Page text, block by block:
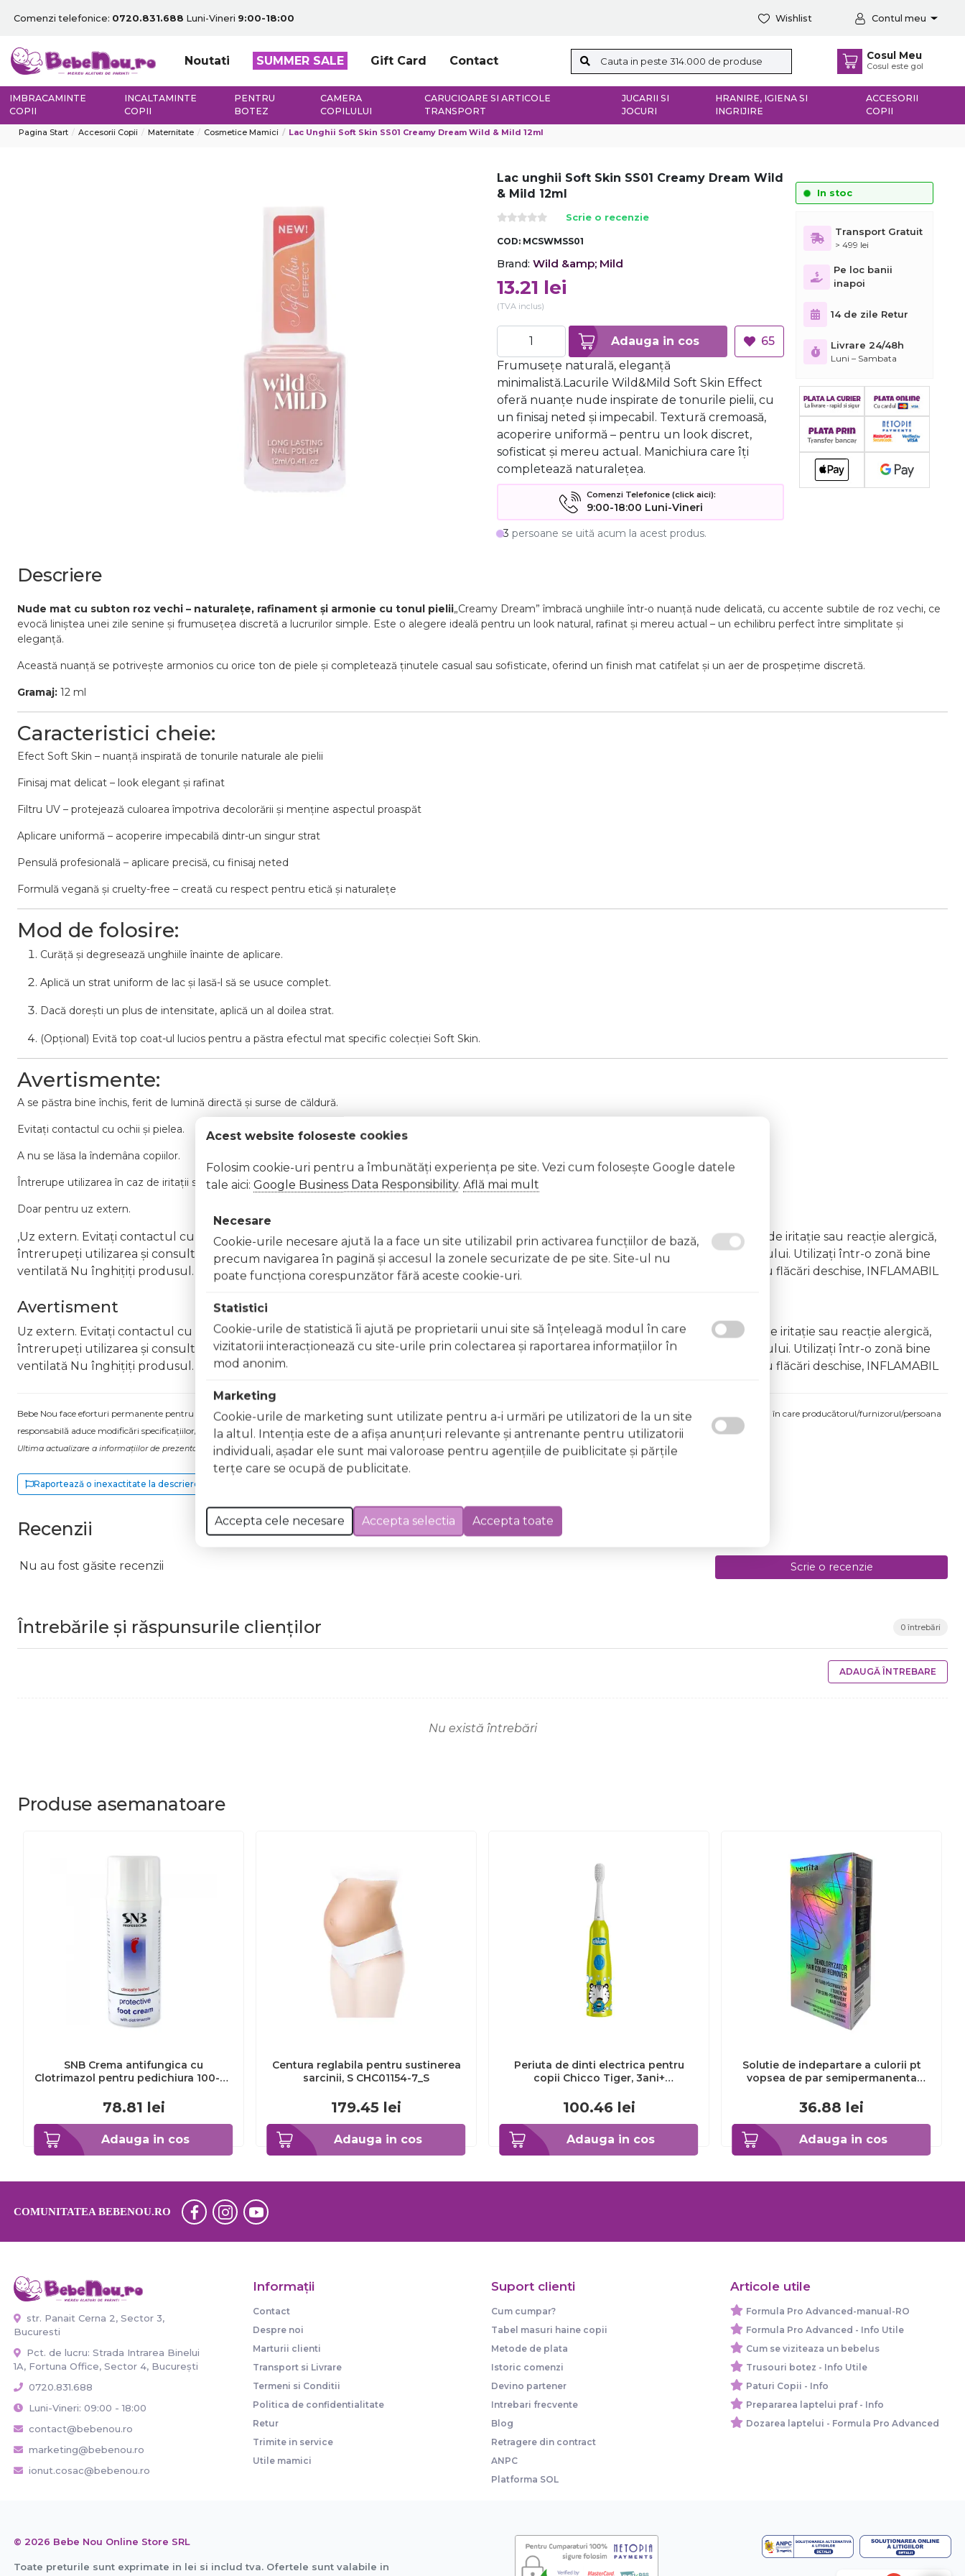
Comenzi telefonice: 0720.831.688 Luni-Vineri 9:00-18:00 Wishlist Contul meu
Noutati SUMMER SALE Gift Card Contact Cosul Meu
Cosul este gol
IMBRACAMINTE
COPII
INCALTAMINTE
COPII
PENTRU
BOTEZ
CAMERA
COPILULUI
CARUCIOARE SI ARTICOLE
TRANSPORT
JUCARII SI
JOCURI
HRANIRE, IGIENA SI
INGRIJIRE
ACCESORII
COPII
Pagina Start Accesorii Copii Maternitate Cosmetice Mamici Lac Unghii Soft Skin SS01 Creamy Dream Wild & Mild 12ml
Lac unghii Soft Skin SS01 Creamy Dream Wild
& Mild 12ml
Scrie o recenzie
COD: MCSWMSS01
Brand: Wild &amp; Mild
13.21 lei
(TVA inclus)
Adauga in cos
65
Frumusețe naturală, eleganță
minimalistă.Lacurile Wild&Mild Soft Skin Effect
oferă nuanțe nude inspirate de tonurile pielii, cu
un finisaj neted și impecabil. Textură cremoasă,
acoperire uniformă – pentru un look discret,
sofisticat și mereu actual. Manichiura care îți
completează naturalețea.
Comenzi Telefonice (click aici):
9:00-18:00 Luni-Vineri
3 persoane se uită acum la acest produs.
In stoc
Transport Gratuit
> 499 lei
Pe loc banii
inapoi
14 de zile Retur
Livrare 24/48h
Luni – Sambata
Descriere
Nude mat cu subton roz vechi – naturalețe, rafinament și armonie cu tonul pielii„Creamy Dream” îmbracă unghiile într-o nuanță nude delicată, cu accente subtile de roz vechi, ce
evocă liniștea unei zile senine și frumusețea discretă a lucrurilor simple. Este o alegere ideală pentru un look natural, rafinat și mereu actual – un echilibru perfect între simplitate și
eleganță.
Această nuanță se potrivește armonios cu orice ton de piele și completează ținutele casual sau sofisticate, oferind un finish mat catifelat și un aer de prospețime discretă.
Gramaj: 12 ml
Caracteristici cheie:
Efect Soft Skin – nuanță inspirată de tonurile naturale ale pielii
Finisaj mat delicat – look elegant și rafinat
Filtru UV – protejează culoarea împotriva decolorării și menține aspectul proaspăt
Aplicare uniformă – acoperire impecabilă dintr-un singur strat
Pensulă profesională – aplicare precisă, cu finisaj neted
Formulă vegană și cruelty-free – creată cu respect pentru etică și naturalețe
Mod de folosire:
Curăță și degresează unghiile înainte de aplicare.
Aplică un strat uniform de lac și lasă-l să se usuce complet.
Dacă dorești un plus de intensitate, aplică un al doilea strat.
(Opțional) Evită top coat-ul lucios pentru a păstra efectul mat specific colecției Soft Skin.
Avertismente:
A se păstra bine închis, ferit de lumină directă și surse de căldură.
Evitați contactul cu ochii și pielea.
A nu se lăsa la îndemâna copiilor.
Întrerupe utilizarea în caz de iritații sau disconfort.
Doar pentru uz extern.
,Uz extern. Evitați contactul cu ochii. În caz de contact, clătiți imediat cu apă din abundență A nu se lăsa la îndemâna copiilor În caz de iritație sau reacție alergică,
întrerupeți utilizarea și consultați un specialist Nu aplicați lacul pe unghii deteriorate sau fragile Evitați inhalarea vapourilor produsului. Utilizați într-o zonă bine
ventilată Nu înghițiți produsul. În caz de ingerare accidentală, consultați imediat un medic Evitați expunerea la surse de căldură sau flăcări deschise, INFLAMABIL
Avertisment
Uz extern. Evitați contactul cu ochii. În caz de contact, clătiți imediat cu apă din abundențăA nu se lăsa la îndemâna copiilor În caz de iritație sau reacție alergică,
întrerupeți utilizarea și consultați un specialist Nu aplicați lacul pe unghii deteriorate sau fragile Evitați inhalarea vapourilor produsului. Utilizați într-o zonă bine
ventilată Nu înghițiți produsul. În caz de ingerare accidentală, consultați imediat un medic Evitați expunerea la surse de căldură sau flăcări deschise, INFLAMABIL
Bebe Nou face eforturi permanente pentru a păstra informațiile actualizate. Excepții pentru care informațiile prezentate pot fi diferite față de cele ale produsului comandat pot fi acelea în care producătorul/furnizorul/persoana
responsabilă aduce modificări specificațiilor/etichetei acestuia, fără a ne informa în prealabil. În cazul apariției unor diferențe, prevalează informația de pe etichetele produsului fizic.
Ultima actualizare a informațiilor de prezentare pentru Lac unghii Soft Skin SS01 Creamy Dream Wild & Mild 12ml a fost efectuată la data de 08.08.2026
Raportează o inexactitate la descriere
Recenzii
Nu au fost găsite recenzii Scrie o recenzie
Întrebările și răspunsurile clienților 0 întrebări
ADAUGĂ ÎNTREBARE
Nu există întrebări
Produse asemanatoare
Adauga in cos
SNB Crema antifungica cu
Clotrimazol pentru pedichiura 100-ml
78.81 lei
Adauga in cos
Centura reglabila pentru sustinerea
sarcinii, S CHC01154-7_S
179.45 lei
Adauga in cos
Periuta de dinti electrica pentru
copii Chicco Tiger, 3ani+
100.46 lei
Adauga in cos
Solutie de indepartare a culorii pt
vopsea de par semipermanenta
ml
36.88 lei
COMUNITATEA BEBENOU.RO
str. Panait Cerna 2, Sector 3,
Bucuresti
Pct. de lucru: Strada Intrarea Binelui
1A, Fortuna Office, Sector 4, București
0720.831.688
Luni-Vineri: 09:00 - 18:00
contact@bebenou.ro
marketing@bebenou.ro
ionut.cosac@bebenou.ro
Informaţii
Contact
Despre noi
Marturii clienti
Transport si Livrare
Termeni si Conditii
Politica de confidentialitate
Retur
Trimite in service
Utile mamici
Suport clienti
Cum cumpar?
Tabel masuri haine copii
Metode de plata
Istoric comenzi
Devino partener
Intrebari frecvente
Blog
Retragere din contract
ANPC
Platforma SOL
Articole utile
Formula Pro Advanced-manual-RO
Formula Pro Advanced - Info Utile
Cum se viziteaza un bebelus
Trusouri botez - Info Utile
Paturi Copii - Info
Prepararea laptelui praf - Info
Dozarea laptelui - Formula Pro Advanced
© 2026 Bebe Nou Online Store SRL
Toate preturile sunt exprimate in lei si includ tva. Ofertele sunt valabile in
Acest website foloseste cookies
Folosim cookie-uri pentru a îmbunătăți experiența pe site. Vezi cum folosește Google datele
tale aici: Google Business Data Responsibility. Află mai mult
Necesare
Cookie-urile necesare ajută la a face un site utilizabil prin activarea funcţiilor de bază,
precum navigarea în pagină şi accesul la zonele securizate de pe site. Site-ul nu
poate funcţiona corespunzător fără aceste cookie-uri.
Statistici
Cookie-urile de statistică îi ajută pe proprietarii unui site să înţeleagă modul în care
vizitatorii interacţionează cu site-urile prin colectarea şi raportarea informaţiilor în
mod anonim.
Marketing
Cookie-urile de marketing sunt utilizate pentru a-i urmări pe utilizatori de la un site
la altul. Intenţia este de a afişa anunţuri relevante şi antrenante pentru utilizatorii
individuali, aşadar ele sunt mai valoroase pentru agenţiile de puiblicitate şi părţile
terţe care se ocupă de publicitate.
Accepta cele necesare Accepta selectia Accepta toate